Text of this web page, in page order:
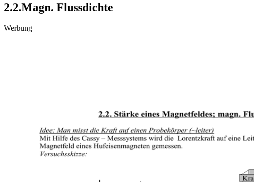
2.2.Magn. Flussdichte
Werbung